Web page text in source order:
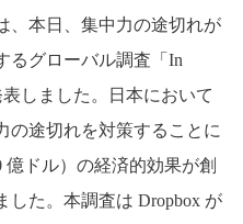
、本日、集中力の途切れが
るグローバル調査「In
表しました。日本において
の途切れを対策することに
億ドル）の経済的効果が創
した。本調査は Dropbox が